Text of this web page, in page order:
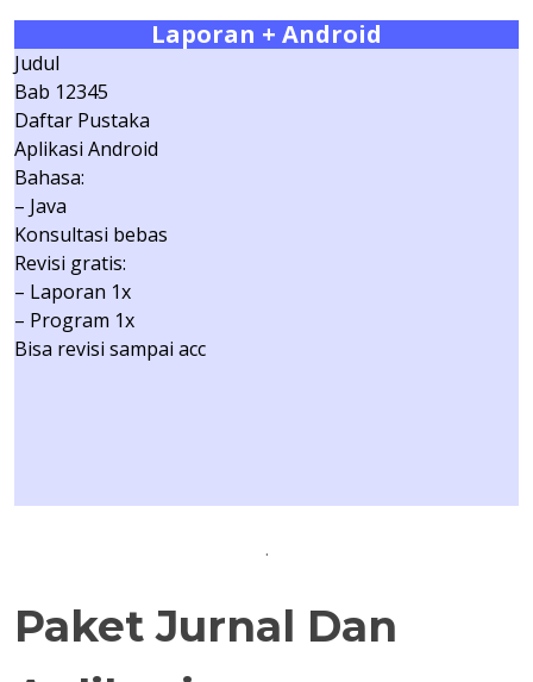
Laporan + Android
Judul
Bab 12345
Daftar Pustaka
Aplikasi Android
Bahasa:
– Java
Konsultasi bebas
Revisi gratis:
– Laporan 1x
– Program 1x
Bisa revisi sampai acc
.
Paket Jurnal Dan